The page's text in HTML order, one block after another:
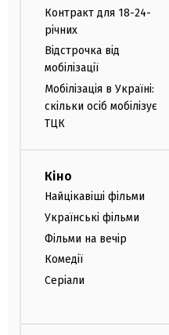
Контракт для 18-24-
річних
Відстрочка від
мобілізації
Мобілізація в Україні:
скільки осіб мобілізує
ТЦК
Кіно
Найцікавіші фільми
Українські фільми
Фільми на вечір
Комедії
Серіали